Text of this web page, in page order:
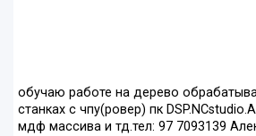
обучаю работе на дерево
станках с чпу(ровер) пк
мдф массива и тд.тел: 97 7093139